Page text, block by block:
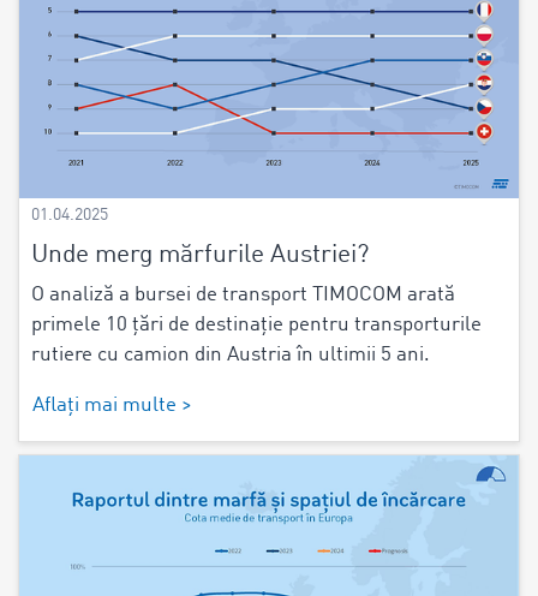
01.04.2025
Unde merg mărfurile Austriei?
O analiză a bursei de transport TIMOCOM arată
primele 10 țări de destinație pentru transporturile
rutiere cu camion din Austria în ultimii 5 ani.
Aflați mai multe >